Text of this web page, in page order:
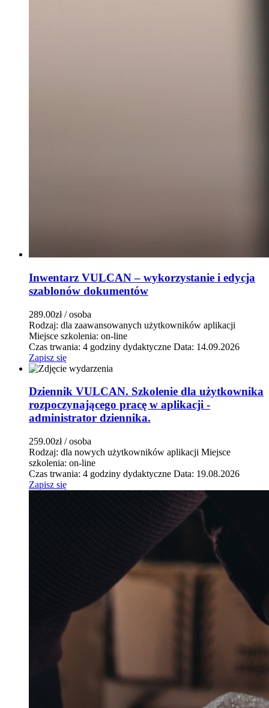
Inwentarz VULCAN – wykorzystanie i edycja
szablonów dokumentów
289.00zł / osoba
Rodzaj: dla zaawansowanych użytkowników aplikacji
Miejsce szkolenia: on-line
Czas trwania: 4 godziny dydaktyczne Data: 14.09.2026
Zapisz się
Dziennik VULCAN. Szkolenie dla użytkownika
rozpoczynającego pracę w aplikacji -
administrator dziennika.
259.00zł / osoba
Rodzaj: dla nowych użytkowników aplikacji Miejsce
szkolenia: on-line
Czas trwania: 4 godziny dydaktyczne Data: 19.08.2026
Zapisz się